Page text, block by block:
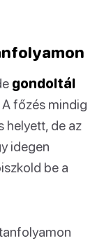
gondoltál
A főzés mindig
helyett, de az
idegen
be a